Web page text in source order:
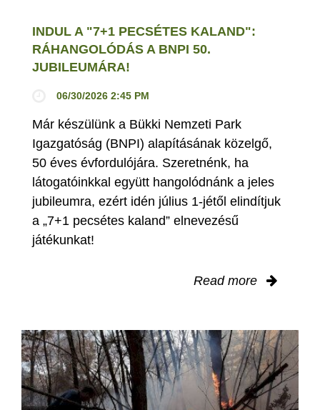
INDUL A "7+1 PECSÉTES KALAND":
RÁHANGOLÓDÁS A BNPI 50.
JUBILEUMÁRA!
06/30/2026 2:45 PM
Már készülünk a Bükki Nemzeti Park
Igazgatóság (BNPI) alapításának közelgő,
50 éves évfordulójára. Szeretnénk, ha
látogatóinkkal együtt hangolódnánk a jeles
jubileumra, ezért idén július 1-jétől elindítjuk
a „7+1 pecsétes kaland” elnevezésű
játékunkat!
Read more